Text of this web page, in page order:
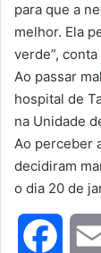
para que a
melhor. Ela
verde”,
Ao passar
hospital de
na Unidade
Ao perceber
decidiram
o dia 20 de